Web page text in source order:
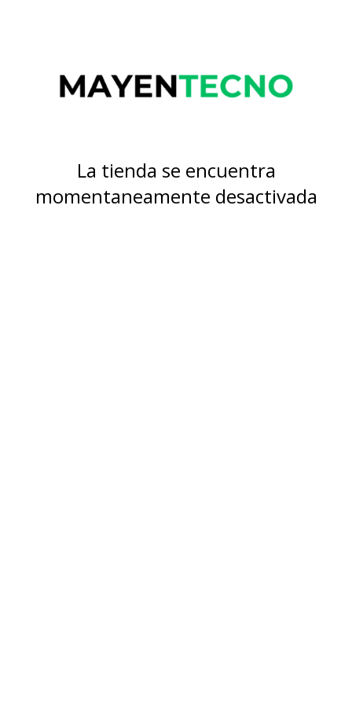
La tienda se encuentra
momentaneamente desactivada